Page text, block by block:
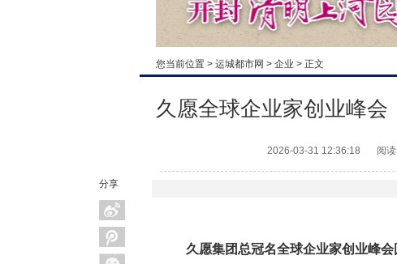
您当前位置 > 运城都市网 > 企业 > 正文
分享
久愿全球企业家创业峰
2026-03-31 12:36:18 阅
久愿集团总冠名全球企业家创业峰